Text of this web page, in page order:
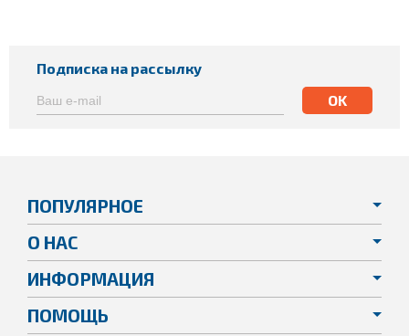
Подписка на рассылку
ПОПУЛЯРНОЕ
О НАС
ИНФОРМАЦИЯ
ПОМОЩЬ